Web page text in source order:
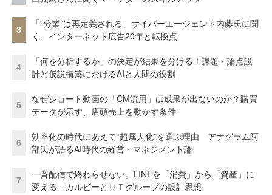
3
「“分業”は再定義される」サイバーエージェント内藤氏に聞
く、インターネット広告20年と転換点
4
「何を分析するか」の決定が結果を分ける！課題・論点設
計と仮説構築におけるAIと人間の役割
5
なぜショート動画の「CM流用」は成果が出ないのか？購買
データが示す、店頭売上を動かす条件
6
効率化の時代にあえて“超属人化”を選ぶ理由 アナグラム阿
部氏が語るAI時代の経営・マネジメント論
7
一斉配信で終わらせない。LINEを「消費」から「資産」に
変える、カルビーとＵＴグループの設計思想